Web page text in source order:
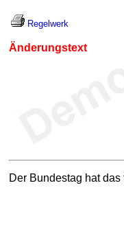
Regelwerk
Änderungstext
Der Bundestag hat